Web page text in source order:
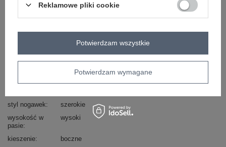
sposób prania : pranie w pralce w 30°C
styl nogawek
szerokie
wysokość w
pasie
wysoki
kieszenie
boczne
Reklamowe pliki cookie
Potwierdzam wymagane
Potwierdzam wszystkie